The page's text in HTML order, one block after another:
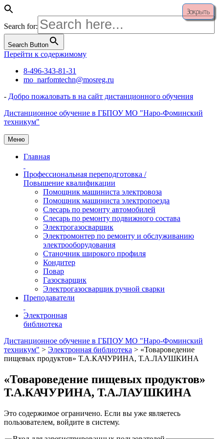
Search for:
Search Button
Перейти к содержимому
8-496-343-81-31
mo_narfomtechn@mosreg.ru
- Добро пожаловать в на сайт дистанционного обучения
Дистанционное обучение в ГБПОУ МО "Наро-Фоминский
техникум"
Меню
Главная
Профессиональная переподготовка /
Повышение квалификации
Помощник машиниста электровоза
Помощник машиниста электропоезда
Слесарь по ремонту автомобилей
Слесарь по ремонту подвижного состава
Электрогазосварщик
Электромонтер по ремонту и обслуживанию
электрооборудования
Станочник широкого профиля
Кондитер
Повар
Газосварщик
Электрогазосварщик ручной сварки
Преподаватели
Электронная
библиотека
Дистанционное обучение в ГБПОУ МО "Наро-Фоминский
техникум" > Электронная библиотека > «Товароведение
пищевых продуктов» Т.А.КАЧУРИНА, Т.А.ЛАУШКИНА
«Товароведение пищевых продуктов»
Т.А.КАЧУРИНА, Т.А.ЛАУШКИНА
Это содержимое ограничено. Если вы уже являетесь
пользователем, войдите в систему.
Закрыть